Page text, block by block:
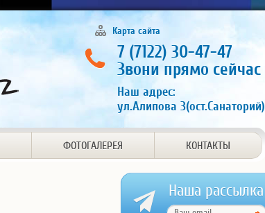
Карта сайта
7 (7122) 30-47-47
Звони прямо сейчас
Наш адрес:
ул.Алипова 3(ост.Санаторий)
ФОТОГАЛЕРЕЯ КОНТАКТЫ
Наша рассылка